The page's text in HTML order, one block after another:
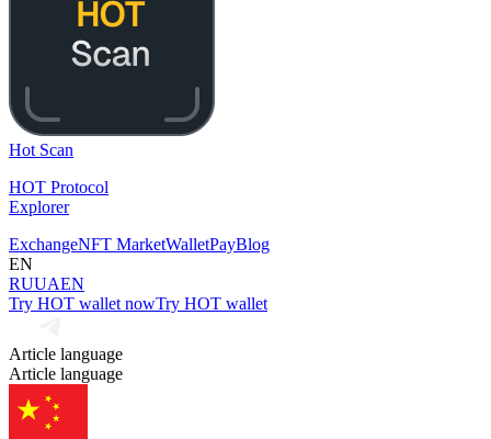
Hot Scan
HOT Protocol
Explorer
ExchangeNFT MarketWalletPayBlog
EN
RUUAEN
Try HOT wallet nowTry HOT wallet
Article language
Article language